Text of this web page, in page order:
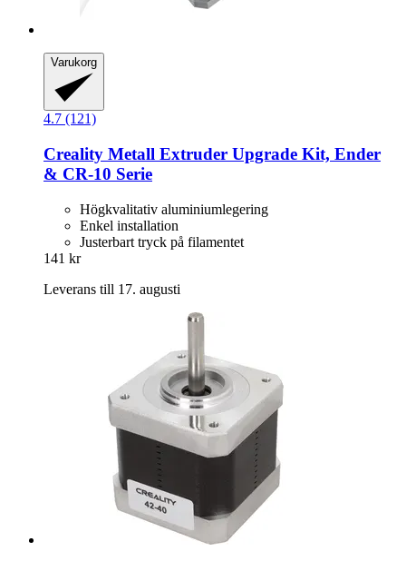
Varukorg
4.7 (121)
Creality Metall Extruder Upgrade Kit, Ender
& CR-​10 Serie
Högkvalitativ aluminiumlegering
Enkel installation
Justerbart tryck på filamentet
141 kr
Leverans till 17. augusti